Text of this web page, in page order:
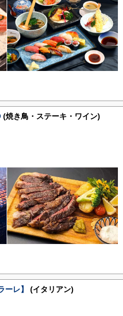
(焼き鳥・ステーキ・ワイン)
レ】
(イタリアン)